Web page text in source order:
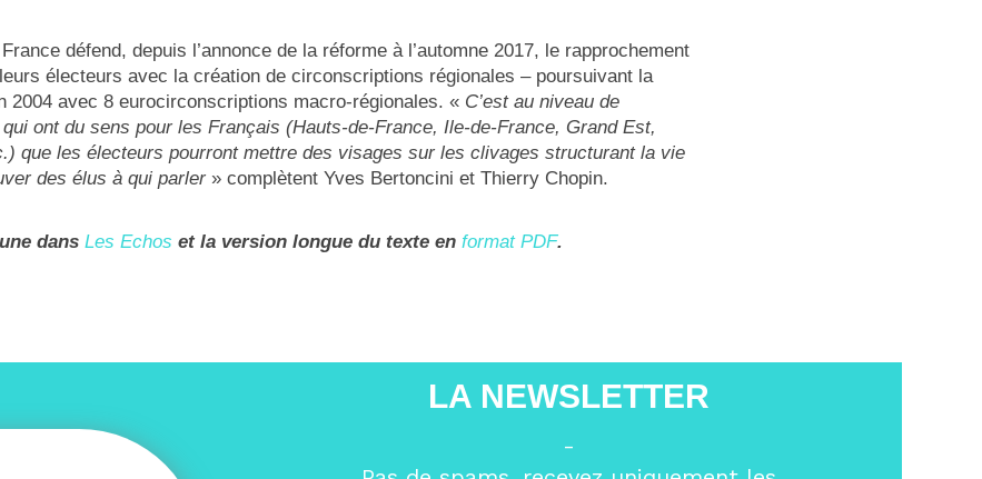
défend, depuis l’annonce de la réforme à l’automne 2017, le rapprochement
électeurs avec la création de circonscriptions régionales – poursuivant la
2004 avec 8 eurocirconscriptions macro-régionales. « C’est au niveau de
ont du sens pour les Français (Hauts-de-France, Ile-de-France, Grand Est,
que les électeurs pourront mettre des visages sur les clivages structurant la vie
des élus à qui parler » complètent Yves Bertoncini et Thierry Chopin.
dans Les Echos et la version longue du texte en format PDF.
LA NEWSLETTER
-